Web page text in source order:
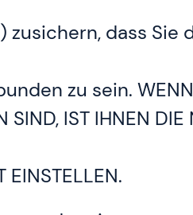
zusichern, dass Sie
zu sein.
IST IHNEN DIE
EINSTELLEN.